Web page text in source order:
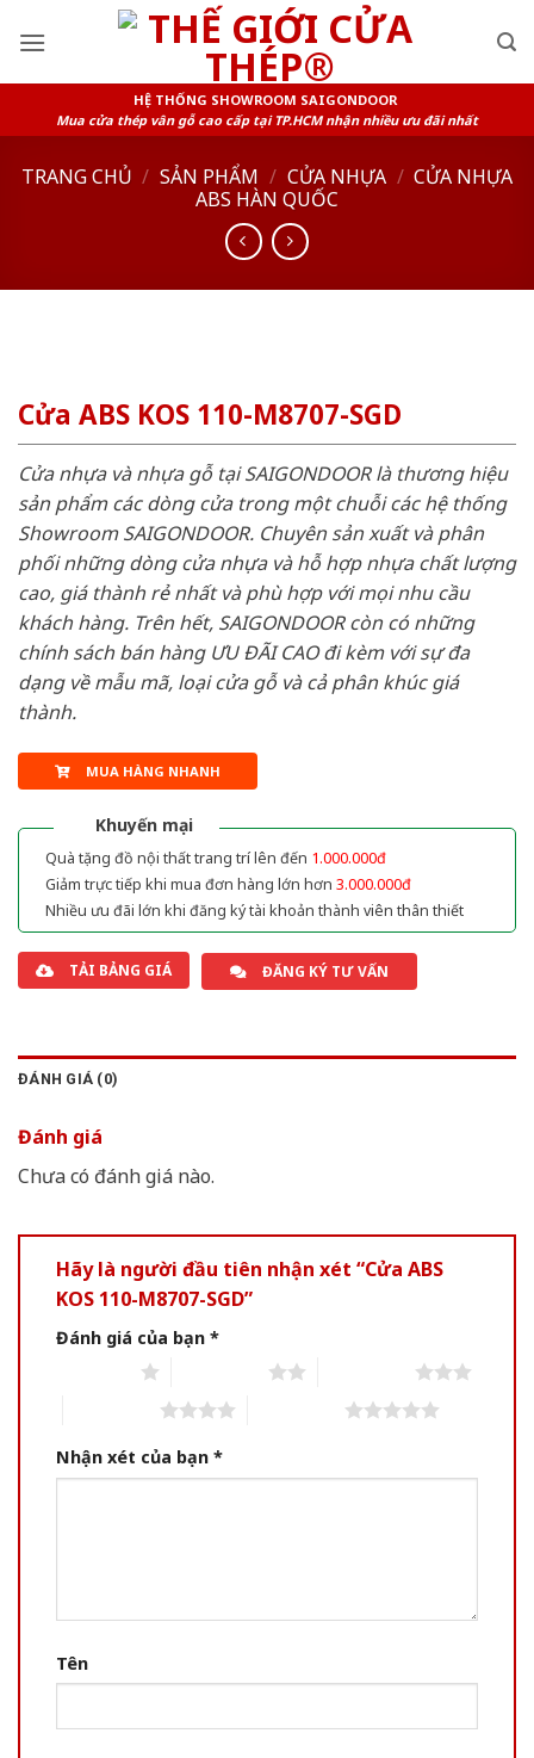
HỆ THỐNG SHOWROOM SAIGONDOOR
Mua cửa thép vân gỗ cao cấp tại TP.HCM nhận nhiều ưu đãi nhất
TRANG CHỦ / SẢN PHẨM / CỬA NHỰA / CỬA NHỰA
ABS HÀN QUỐC
Cửa ABS KOS 110-M8707-SGD
Cửa nhựa và nhựa gỗ tại SAIGONDOOR là thương hiệu
sản phẩm các dòng cửa trong một chuỗi các hệ thống
Showroom SAIGONDOOR. Chuyên sản xuất và phân
phối những dòng cửa nhựa và hỗ hợp nhựa chất lượng
cao, giá thành rẻ nhất và phù hợp với mọi nhu cầu
khách hàng. Trên hết, SAIGONDOOR còn có những
chính sách bán hàng ƯU ĐÃI CAO đi kèm với sự đa
dạng về mẫu mã, loại cửa gỗ và cả phân khúc giá
thành.
MUA HÀNG NHANH
Khuyến mại
Quà tặng đồ nội thất trang trí lên đến 1.000.000đ
Giảm trực tiếp khi mua đơn hàng lớn hơn 3.000.000đ
Nhiều ưu đãi lớn khi đăng ký tài khoản thành viên thân thiết
TẢI BẢNG GIÁ ĐĂNG KÝ TƯ VẤN
ĐÁNH GIÁ (0)
Đánh giá
Chưa có đánh giá nào.
Hãy là người đầu tiên nhận xét “Cửa ABS
KOS 110-M8707-SGD”
Đánh giá của bạn *
Nhận xét của bạn *
Tên